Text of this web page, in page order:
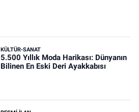
KÜLTÜR-SANAT
5.500 Yıllık Moda Harikası: Dünyanın
Bilinen En Eski Deri Ayakkabısı